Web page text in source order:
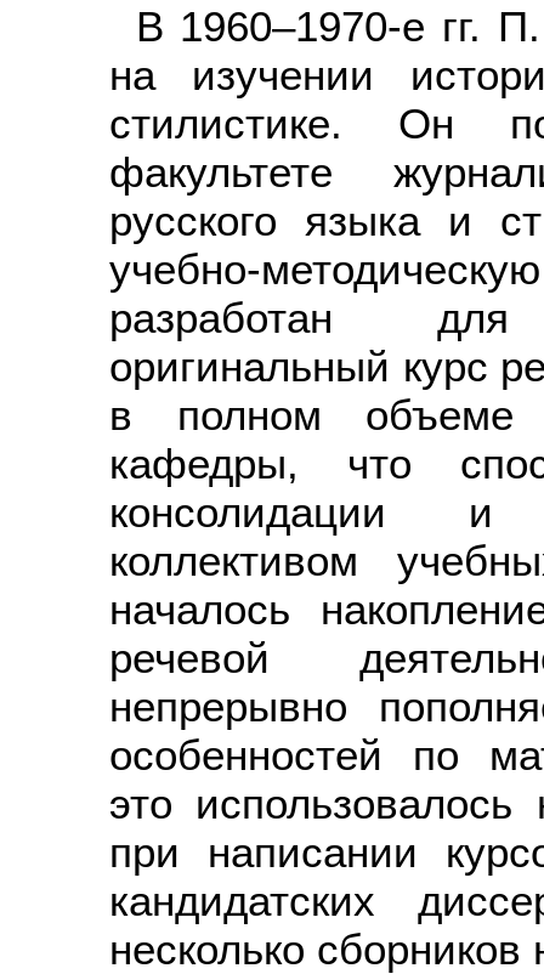
В 1960–1970-е гг.
на изучении
стилистике. Он
факультете
русского языка и
учебно-
разработан для
оригинальный курс
в полном объеме
кафедры, что
консолидации и
коллективом
началось
речевой
непрерывно
особенностей по
это использовалось
при написании
кандидатских
несколько сборников